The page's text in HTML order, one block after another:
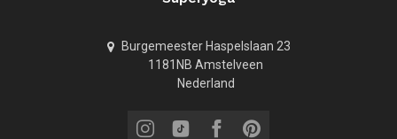
Burgemeester Haspelslaan 23
1181NB Amstelveen
Nederland